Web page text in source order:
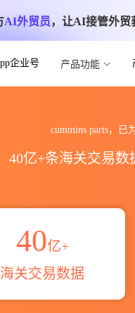
AI外贸员，让AI接管外贸
企业号 产品功能
cummins parts，已
40亿+条海关交易
40亿+
海关交易数据